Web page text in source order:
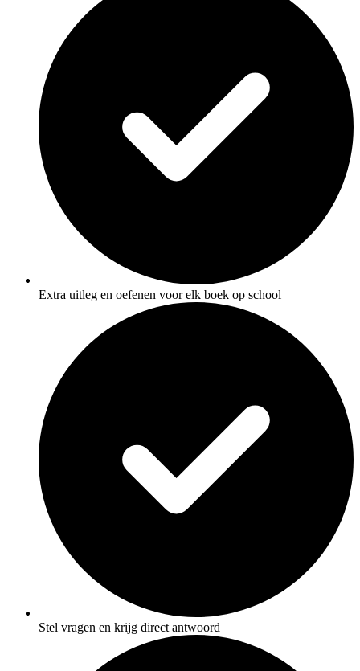
Extra uitleg en oefenen voor elk boek op school
Stel vragen en krijg direct antwoord